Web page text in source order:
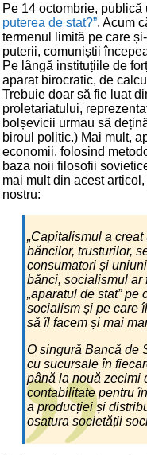
Pe 14 octombrie, publică
puterea de stat?”. Acum
termenul limită pe care
puterii, comuniștii
Pe lângă instituțiile de
aparat birocratic, de
Trebuie doar să fie luat
proletariatului,
bolșevicii urmau să
biroul politic.) Mai mult,
economii, folosind
baza noii filosofii
mai mult din acest
nostru:
„Capitalismul a
băncilor, trusturilor,
consumatori și
bănci, socialismul ar
„aparatul de stat”
socialism și pe care
să îl facem și mai
O singură Bancă de
cu sucursale în
până la nouă zecimi
contabilitate pentru
a producției și
osatura societății